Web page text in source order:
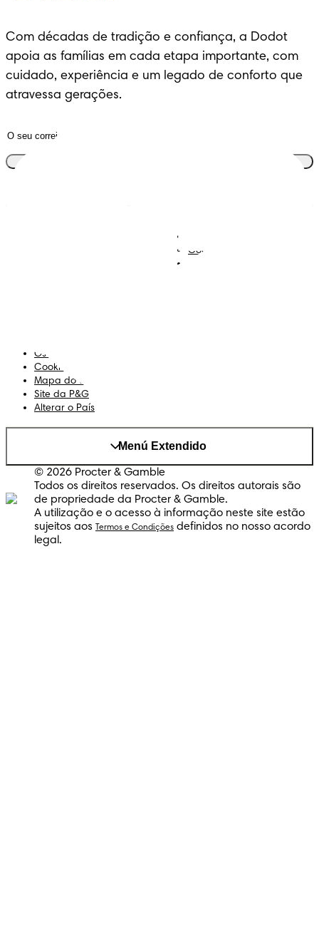
Com décadas de tradição e confiança, a Dodot
apoia as famílias em cada etapa importante, com
cuidado, experiência e um legado de conforto que
atravessa gerações.
Contacta-nos
Os Meus Dados
Cookies
Mapa do Site
Site da P&G
Alterar o País
Menú Extendido
© 2026 Procter & Gamble
Todos os direitos reservados. Os direitos autorais são
de propriedade da Procter & Gamble.
A utilização e o acesso à informação neste site estão
sujeitos aos
Termos e Condições definidos no nosso acordo
legal.